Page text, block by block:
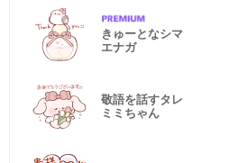
きゅーとなシマ
エナガ
敬語を話すタレ
ミミちゃん